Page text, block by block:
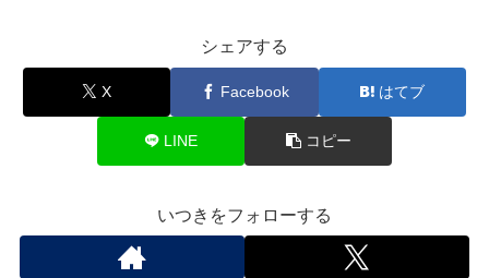
シェアする
X Facebook はてブ
LINE コピー
いつきをフォローする